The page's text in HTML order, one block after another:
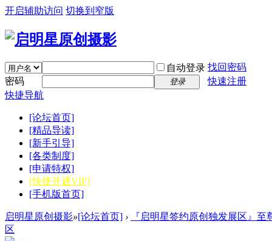
开启辅助访问 切换到窄版
自动登录 找回密码
密码
登录
快速注册
快捷导航
[论坛首页]
[精品导读]
[新手引导]
[各类制度]
[申请特权]
[快捷开通VIP]
[手机版首页]
启明星原创摄影»[论坛首页] ›
『启明星签约原创独发展区』
区